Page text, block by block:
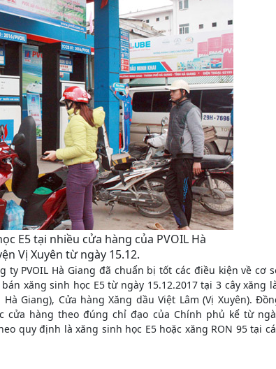
E5 tại nhiều cửa hàng của PVOIL Hà
Vị Xuyên từ ngày 15.12.
PVOIL Hà Giang đã chuẩn bị tốt các điều kiện về cơ
xăng sinh học E5 từ ngày 15.12.2017 tại 3 cây xăng
Giang), Cửa hàng Xăng dầu Việt Lâm (Vị Xuyên).
cửa hàng theo đúng chỉ đạo của Chính phủ kể từ
quy định là xăng sinh học E5 hoặc xăng RON 95 tại